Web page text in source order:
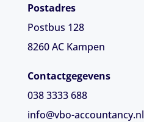
Postadres
Postbus 128
8260 AC Kampen
Contactgegevens
038 3333 688
info@vbo-accountancy.nl